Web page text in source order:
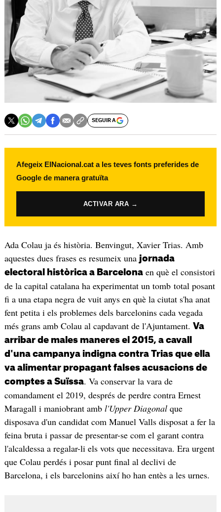
SEGUIR A
Afegeix ElNacional.cat a les teves fonts preferides de
Google de manera gratuïta
ACTIVAR ARA →
Ada Colau ja és història. Benvingut, Xavier Trias. Amb
aquestes dues frases es resumeix una jornada
electoral històrica a Barcelonaen què el consistori
de la capital catalana ha experimentat un tomb total posant
fi a una etapa negra de vuit anys en què la ciutat s'ha anat
fent petita i els problemes dels barcelonins cada vegada
més grans amb Colau al capdavant de l'Ajuntament. Va
arribar de males maneres el 2015, a cavall
d'una campanya indigna contra Trias que ella
va alimentar propagant falses acusacions de
comptes a Suïssa. Va conservar la vara de
comandament el 2019, després de perdre contra Ernest
Maragall i maniobrant amb l'Upper Diagonalque
disposava d'un candidat com Manuel Valls disposat a fer la
feina bruta i passar de presentar-se com el garant contra
l'alcaldessa a regalar-li els vots que necessitava. Era urgent
que Colau perdés i posar punt final al declivi de
Barcelona, i els barcelonins així ho han entès a les urnes.